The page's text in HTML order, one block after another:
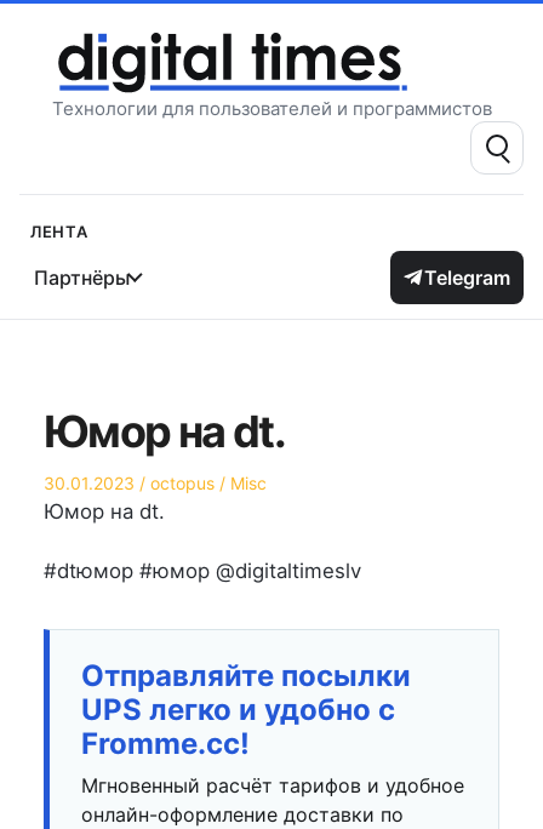
содержимому
Технологии для пользователей и программистов
Поиск:
Лента
Партнёры Telegram
Юмор на dt.
Опубликовано
на
30.01.2023 Автор
octopus
Опубликовано
Misc
Юмор на dt.
#dtюмор #юмор @digitaltimeslv
Отправляйте посылки
UPS легко и удобно с
Fromme.cc!
Мгновенный расчёт тарифов и удобное
онлайн-оформление доставки по